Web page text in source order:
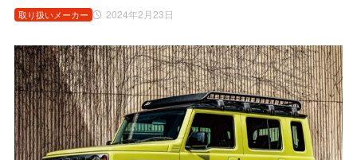
2024年2月23日
取り扱いメーカー